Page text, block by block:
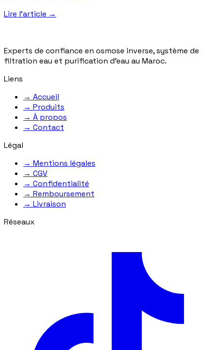
Lire l'article →
Experts de confiance en osmose inverse, système de
filtration eau et purification d'eau au Maroc.
Liens
→ Accueil
→ Produits
→ À propos
→ Contact
Légal
→ Mentions légales
→ CGV
→ Confidentialité
→ Remboursement
→ Livraison
Réseaux